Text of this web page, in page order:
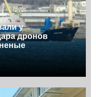
у
дронов